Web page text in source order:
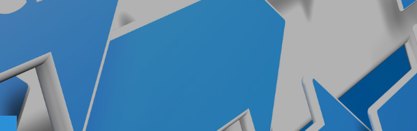
クラウドインフラ運用・監視サービ
提携会社